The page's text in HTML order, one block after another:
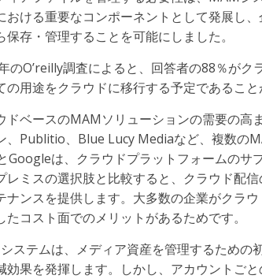
おける重要なコンポーネントとして発展し
保存・管理することを可能にしました。
のO’reilly調査によると、回答者の88％が
の用途をクラウドに移行する予定であること
ドベースのMAMソリューションの需要の高
、Publitio、Blue Lucy Mediaなど、複数の
Googleは、クラウドプラットフォームのサ
レミスの選択肢と比較すると、クラウド配
ナンスを提供します。大多数の企業がクラ
たコスト面でのメリットがあるためです。
ステムは、メディア資産を管理するための
効果を発揮します。しかし、アカウントご